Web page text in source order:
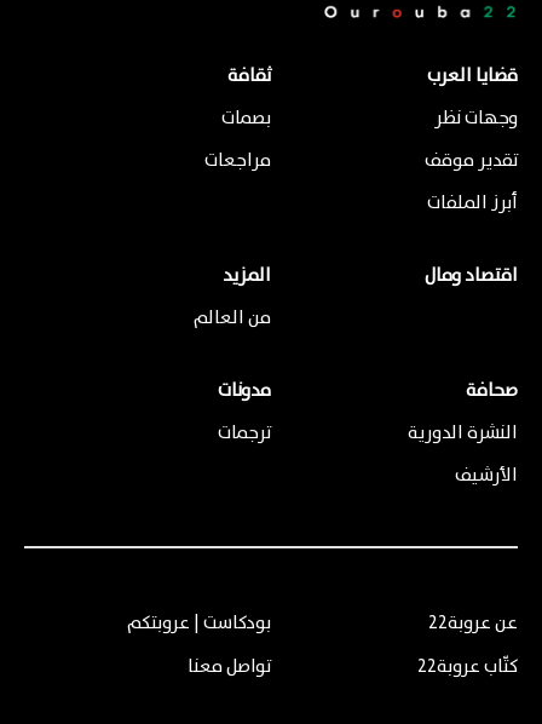
قضايا العرب
وجهات نظر
تقدير موقف
أبرز الملفات
ثقافة
بصمات
مراجعات
اقتصاد ومال
المزيد
من العالم
صحافة
النشرة الدورية
الأرشيف
مدونات
ترجمات
عن عروبة22
كتّاب عروبة22
بودكاست | عروبتكم
تواصل معنا